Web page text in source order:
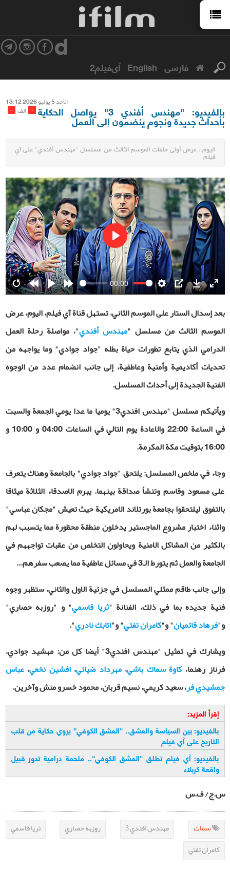
فارسی English آی‌فیلم2
الأحد 5 یولیو 2026 13:12
- الف + بالفیدیو: "مهندس أفندي 3" يواصل الحكاية
بأحداث جديدة ونجوم ينضمون إلى العمل
اليوم.. عرض أولى حلقات الموسم الثالث من مسلسل "مهندس أفندي" على آي
فيلم
RestartRewindPlay Forward
00:00
Settings
PIP Download
Play
بعد إسدال الستار على الموسم الثاني، تستهل قناة آي فيلم، اليوم، عرض
الموسم الثالث من مسلسل "مهندس أفندي"، مواصلة رحلة العمل
الدرامي الذي يتابع تطورات حياة بطله "جواد جوادي" وما يواجهه من
تحديات أكاديمية وأمنية وعاطفية، إلى جانب انضمام عدد من الوجوه
الفنية الجديدة إلى أحداث المسلسل.
ويأتيكم مسلسل "مهندس افندي3" يوميا ما عدا يومي الجمعة والسبت
في الساعة 22:00 والاعادة يوم التالي في الساعات 04:00 و 10:00 و
16:00 بتوقيت مكة المكرمة.
وجاء في ملخص المسلسل: يلتحق "جواد جوادي" بالجامعة وهناك يتعرف
على مسعود وقاسم وتنشأ صداقة بينهما. يبرم الاصدقاء الثلاثة ميثاقا
بالتفوق ليلتحقوا بجامعة بورتلاند الامريكية حيث تعيش "مجكان عباسي"
واثناء اختبار مشروع الماجستير يدخلون منطقة محظورة مما يتسبب لهم
بالكثير من المشاكل الامنية ويحاولون التخلص من عقبات تواجههم في
الجامعة والعمل ثم يتورط الـ3 في مسائل عاطفية مما يصعب سفرهم...
وإلى جانب طاقم ممثلي المسلسل في جزئية الاول والثاني، ستظهر وجوه
فنية جديده بما في ذلك، الفنانة "ثريا قاسمي" و "روزبه حصاري"
و"فرهاد قائميان" و"کامران تفتي" و"اتابك نادري".
ويشارك في تمثيل "مهندس افندي3" أيضا كل من: مهشيد جوادي،
فرناز رهنما، كاوة سماك باشي،مهرداد ضيائي،افشين نخعي،عباس
جمشيدي فر، سعيد كريمي، نسيم قربان، محمود خسرو منش وآخرين.
إقرأ المزيد:
بالفيديو: بين السياسة والعشق.. "العشق الكوفي" يروي حكاية من قلب
التاريخ على آي فيلم
بالفيديو: آي فيلم تطلق "العشق الكوفي".. ملحمة درامية تدور قبيل
واقعة كربلاء
س.ج/ ف.س
سمات مهندس افندي 3 روزبه حصاري
ثريا قاسمي
كامران تفتي